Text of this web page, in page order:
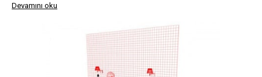
Devamını oku